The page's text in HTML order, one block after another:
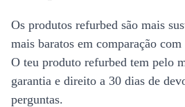
Os produtos refurbed são mais
mais baratos em comparação
O teu produto refurbed tem pelo
garantia e direito a 30 dias de
perguntas.